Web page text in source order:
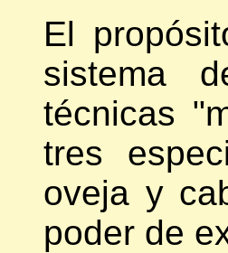
El
sistema
técnicas
tres
oveja y
poder de